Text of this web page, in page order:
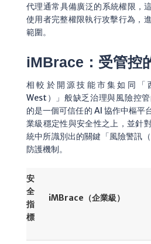
代理通常具備廣泛的系統權限，
使用者完整權限執行攻擊行為，
範圍。
iMBrace：受管控
相較於開源技能市集如同「
West）」般缺乏治理與風險控
的是一個可信任的 AI 協作中樞平
業級穩定性與安全性之上，並針
統中所識別出的關鍵「風險警訊
防護機制。
安
全
指
標
iMBrace（企業級）